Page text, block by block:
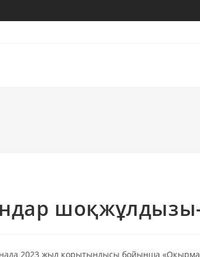
шоқжұлдызы-
2023 жыл қорытындысы бойынша